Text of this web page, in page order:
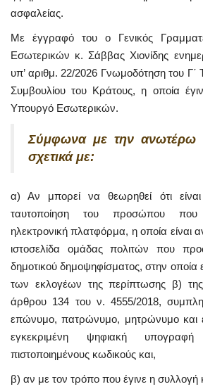
ασφαλείας.
Με έγγραφό του ο Γενικός
Εσωτερικών κ. Σάββας Χιονίδης
υπ’ αριθμ. 22/2026 Γνωμοδότηση του Γ΄
Συμβουλίου του Κράτους, η οποία
Υπουργό Εσωτερικών.
Σύμφωνα με την ανωτέρω
σχετικά με:
α) Αν μπορεί να θεωρηθεί ότι
ταυτοποίηση του προσώπου που
ηλεκτρονική πλατφόρμα, η οποία είναι
ιστοσελίδα ομάδας πολιτών που
δημοτικού δημοψηφίσματος, στην οποία
των εκλογέων της περίπτωσης β)
άρθρου 134 του ν. 4555/2018,
επώνυμο, πατρώνυμο, μητρώνυμο και
εγκεκριμένη ψηφιακή
πιστοποιημένους κωδικούς και,
β) αν με τον τρόπο που έγινε η συλλογή